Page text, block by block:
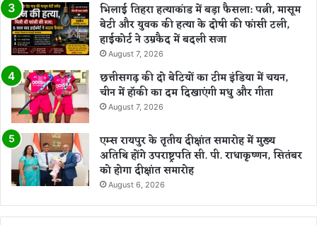
भिलाई तिहरा हत्याकांड में बड़ा फैसला: पत्नी, मासूम
बेटी और युवक की हत्या के दोषी की फांसी टली,
हाईकोर्ट ने उम्रकैद में बदली सजा
August 7, 2026
छत्तीसगढ़ की दो बेटियों का टीम इंडिया में चयन,
चीन में हॉकी का दम दिखाएंगी मधु और गीता
August 7, 2026
एम्स रायपुर के तृतीय दीक्षांत समारोह में मुख्य
अतिथि होंगे उपराष्ट्रपति सी. पी. राधाकृष्णन, सितंबर
को होगा दीक्षांत समारोह
August 6, 2026